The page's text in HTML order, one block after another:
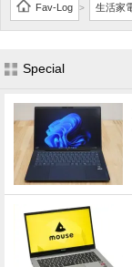
Fav-Log > 生活家
Special